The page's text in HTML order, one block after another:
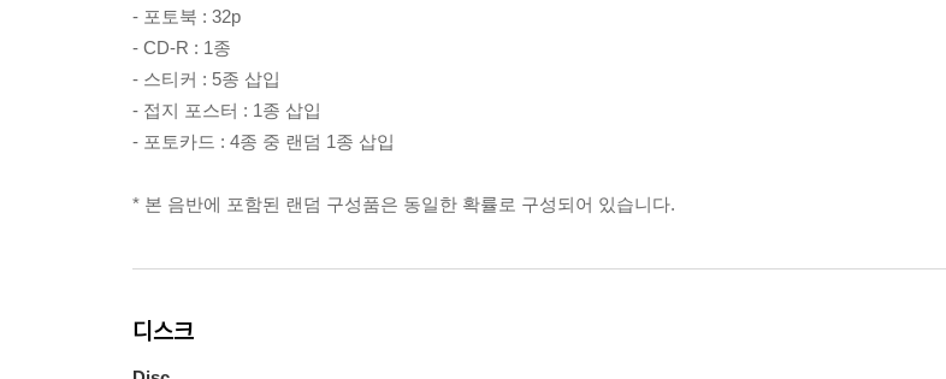
- 포토북 : 32p
- CD-R : 1종
- 스티커 : 5종 삽입
- 접지 포스터 : 1종 삽입
- 포토카드 : 4종 중 랜덤 1종 삽입
* 본 음반에 포함된 랜덤 구성품은 동일한 확률로 구성되어 있습니다.
디스크